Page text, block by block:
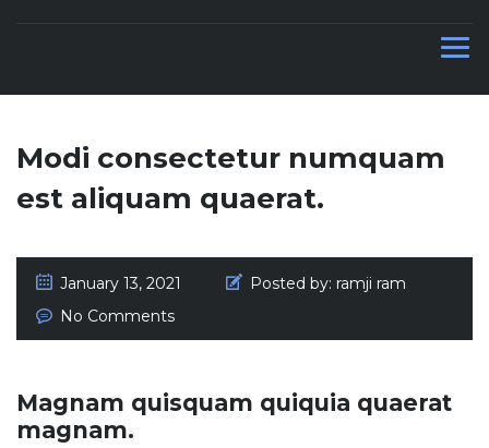
Modi consectetur numquam
est aliquam quaerat.
January 13, 2021 Posted by: ramji ram
No Comments
Magnam quisquam quiquia quaerat
magnam.